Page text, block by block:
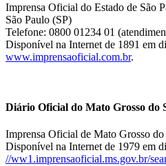
Imprensa Oficial do Estado de São
São Paulo (SP)
Telefone: 0800 01234 01
Disponível na Internet de 1891 em
www.imprensaoficial.com.br.
Diário Oficial do Mato Grosso do
Imprensa Oficial de Mato Grosso do
Disponível na Internet de 1979 em
//ww1.imprensaoficial.ms.gov.br/